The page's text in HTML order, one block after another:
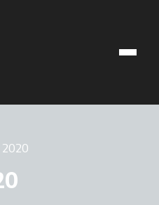
2020